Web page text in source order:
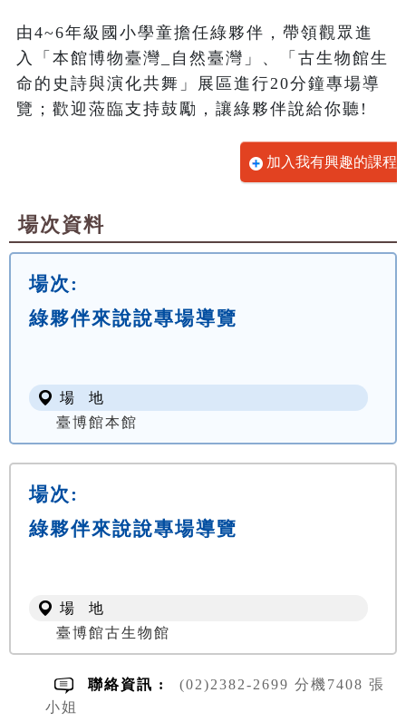
由4~6年級國小學童擔任綠夥伴，帶領觀眾進
入「本館博物臺灣_自然臺灣」、「古生物館生
命的史詩與演化共舞」展區進行20分鐘專場導
覽；歡迎蒞臨支持鼓勵，讓綠夥伴說給你聽!
加入我有興趣的課程
場次資料
場次:
綠夥伴來說說專場導覽
場 地
臺博館本館
場次:
綠夥伴來說說專場導覽
場 地
臺博館古生物館
聯絡資訊 :
(02)2382-2699 分機7408 張
小姐